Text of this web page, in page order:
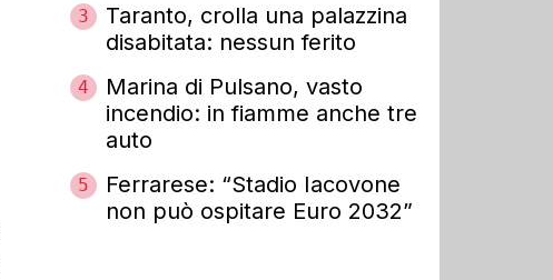
3
Taranto, crolla una palazzina
disabitata: nessun ferito
4
Marina di Pulsano, vasto
incendio: in fiamme anche tre
auto
5
Ferrarese: “Stadio Iacovone
non può ospitare Euro 2032”